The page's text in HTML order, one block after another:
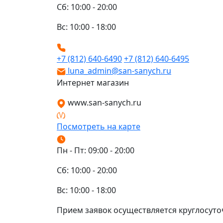
Сб: 10:00 - 20:00
Вс: 10:00 - 18:00
+7 (812) 640-6490+7 (812) 640-6495
luna_admin@san-sanych.ru
Интернет магазин
www.san-sanych.ru
Посмотреть на карте
Пн - Пт: 09:00 - 20:00
Сб: 10:00 - 20:00
Вс: 10:00 - 18:00
Прием заявок осуществляется